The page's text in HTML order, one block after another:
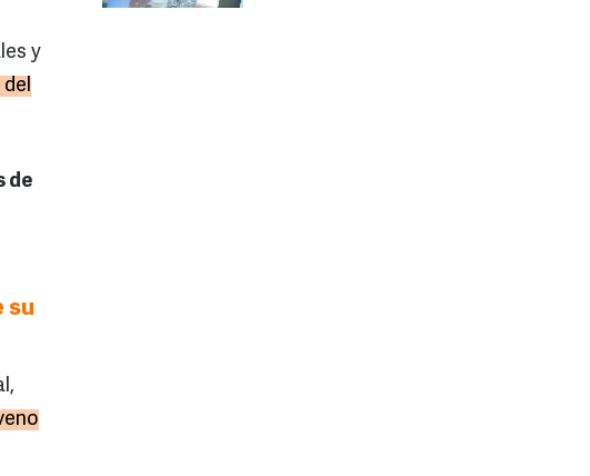
y
de
su